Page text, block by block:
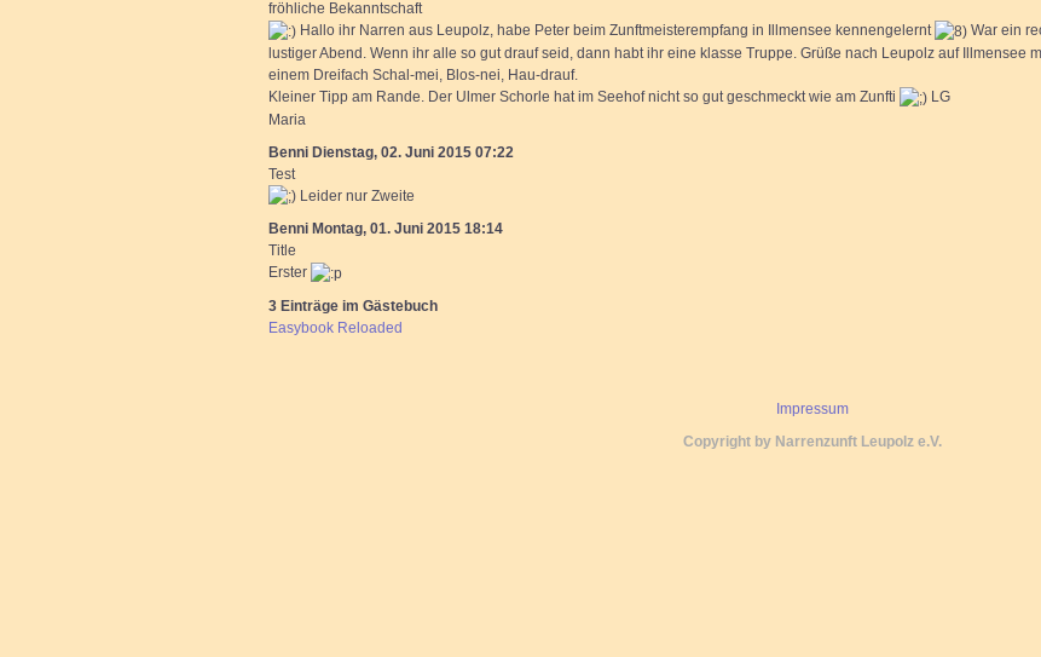
fröhliche Bekanntschaft
Hallo ihr Narren aus Leupolz, habe Peter beim Zunftmeisterempfang in Illmensee kennengelernt
War ein
lustiger Abend. Wenn ihr alle so gut drauf seid, dann habt ihr eine klasse Truppe. Grüße nach Leupolz auf Illmensee
einem Dreifach Schal-mei, Blos-nei, Hau-drauf.
Kleiner Tipp am Rande. Der Ulmer Schorle hat im Seehof nicht so gut geschmeckt wie am Zunfti
LG
Maria
Benni Dienstag, 02. Juni 2015 07:22
Test
Leider nur Zweite
Benni Montag, 01. Juni 2015 18:14
Title
Erster
3 Einträge im Gästebuch
Easybook Reloaded
Impressum
Copyright by Narrenzunft Leupolz e.V.